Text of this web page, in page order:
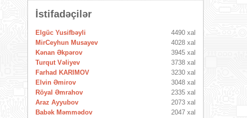
İstifadəçilər
Elgüc Yusifbəyli
4490 xal
MirCeyhun Musayev
4028 xal
Kənan Əkpərov
3945 xal
Turqut Vəliyev
3738 xal
Farhad KARIMOV
3230 xal
Elvin Əmirov
3048 xal
Röyal Əmrahov
2335 xal
Araz Ayyubov
2073 xal
Babək Məmmədov
2047 xal